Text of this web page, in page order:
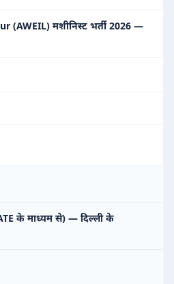
(AWEIL) मशीनिस्ट भर्ती 2026 —
के माध्यम से) — दिल्ली के